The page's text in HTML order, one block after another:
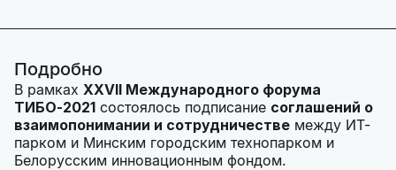
Подробно
В рамках XXVII Международного форума
ТИБО-2021 состоялось подписание соглашений о
взаимопонимании и сотрудничестве между ИТ-
парком и Минским городским технопарком и
Белорусским инновационным фондом.